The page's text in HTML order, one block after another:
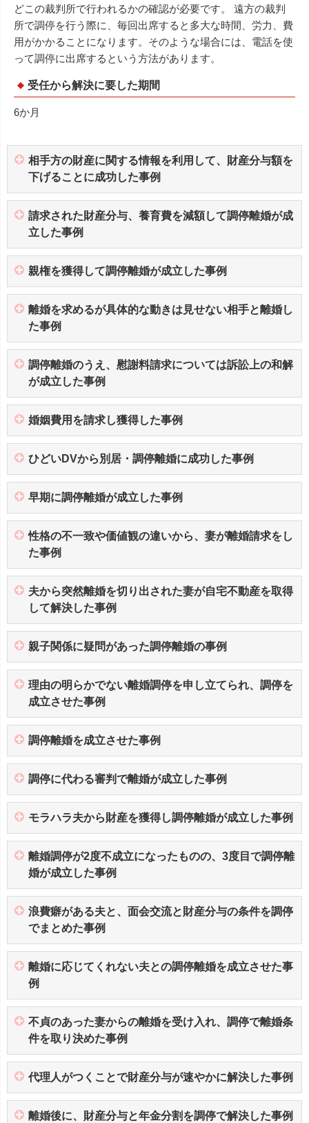
どこの裁判所で行われるかの確認が必要です。 遠方の裁判
所で調停を行う際に、毎回出席すると多大な時間、労力、費
用がかかることになります。そのような場合には、電話を使
って調停に出席するという方法があります。
受任から解決に要した期間
6か月
相手方の財産に関する情報を利用して、財産分与額を
下げることに成功した事例
請求された財産分与、養育費を減額して調停離婚が成
立した事例
親権を獲得して調停離婚が成立した事例
離婚を求めるが具体的な動きは見せない相手と離婚し
た事例
調停離婚のうえ、慰謝料請求については訴訟上の和解
が成立した事例
婚姻費用を請求し獲得した事例
ひどいDVから別居・調停離婚に成功した事例
早期に調停離婚が成立した事例
性格の不一致や価値観の違いから、妻が離婚請求をし
た事例
夫から突然離婚を切り出された妻が自宅不動産を取得
して解決した事例
親子関係に疑問があった調停離婚の事例
理由の明らかでない離婚調停を申し立てられ、調停を
成立させた事例
調停離婚を成立させた事例
調停に代わる審判で離婚が成立した事例
モラハラ夫から財産を獲得し調停離婚が成立した事例
離婚調停が2度不成立になったものの、3度目で調停離
婚が成立した事例
浪費癖がある夫と、面会交流と財産分与の条件を調停
でまとめた事例
離婚に応じてくれない夫との調停離婚を成立させた事
例
不貞のあった妻からの離婚を受け入れ、調停で離婚条
件を取り決めた事例
代理人がつくことで財産分与が速やかに解決した事例
離婚後に、財産分与と年金分割を調停で解決した事例